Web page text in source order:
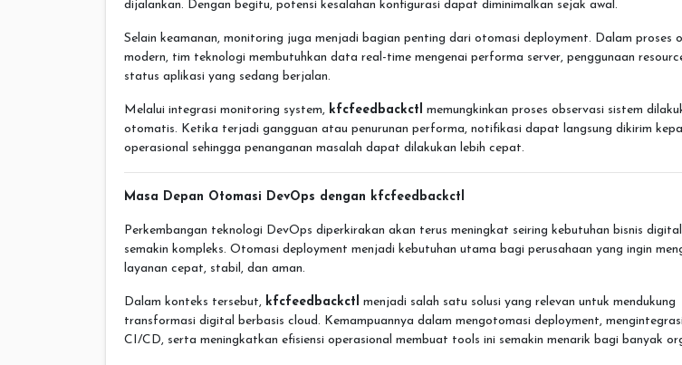
dijalankan. Dengan begitu, potensi kesalahan konfigurasi dapat diminimalkan sejak awal.
Selain keamanan, monitoring juga menjadi bagian penting dari otomasi deployment. Dalam proses
modern, tim teknologi membutuhkan data real-time mengenai performa server, penggunaan
status aplikasi yang sedang berjalan.
Melalui integrasi monitoring system, kfcfeedbackctl memungkinkan proses observasi sistem
otomatis. Ketika terjadi gangguan atau penurunan performa, notifikasi dapat langsung dikirim
operasional sehingga penanganan masalah dapat dilakukan lebih cepat.
Masa Depan Otomasi DevOps dengan kfcfeedbackctl
Perkembangan teknologi DevOps diperkirakan akan terus meningkat seiring kebutuhan bisnis
semakin kompleks. Otomasi deployment menjadi kebutuhan utama bagi perusahaan yang ingin
layanan cepat, stabil, dan aman.
Dalam konteks tersebut, kfcfeedbackctl menjadi salah satu solusi yang relevan untuk mendukung
transformasi digital berbasis cloud. Kemampuannya dalam mengotomasi deployment,
CI/CD, serta meningkatkan efisiensi operasional membuat tools ini semakin menarik bagi banyak